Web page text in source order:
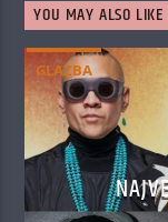
YOU MAY ALSO LIKE
GLAZBA